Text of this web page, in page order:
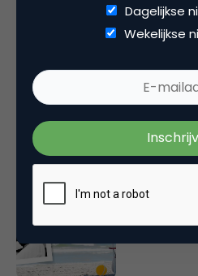
Gerelateerde
Durk
Roel
Dagelijkse
Wekelijkse